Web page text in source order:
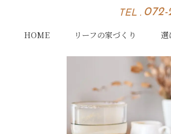
TEL . 072-
HOME リーフの家づくり 選